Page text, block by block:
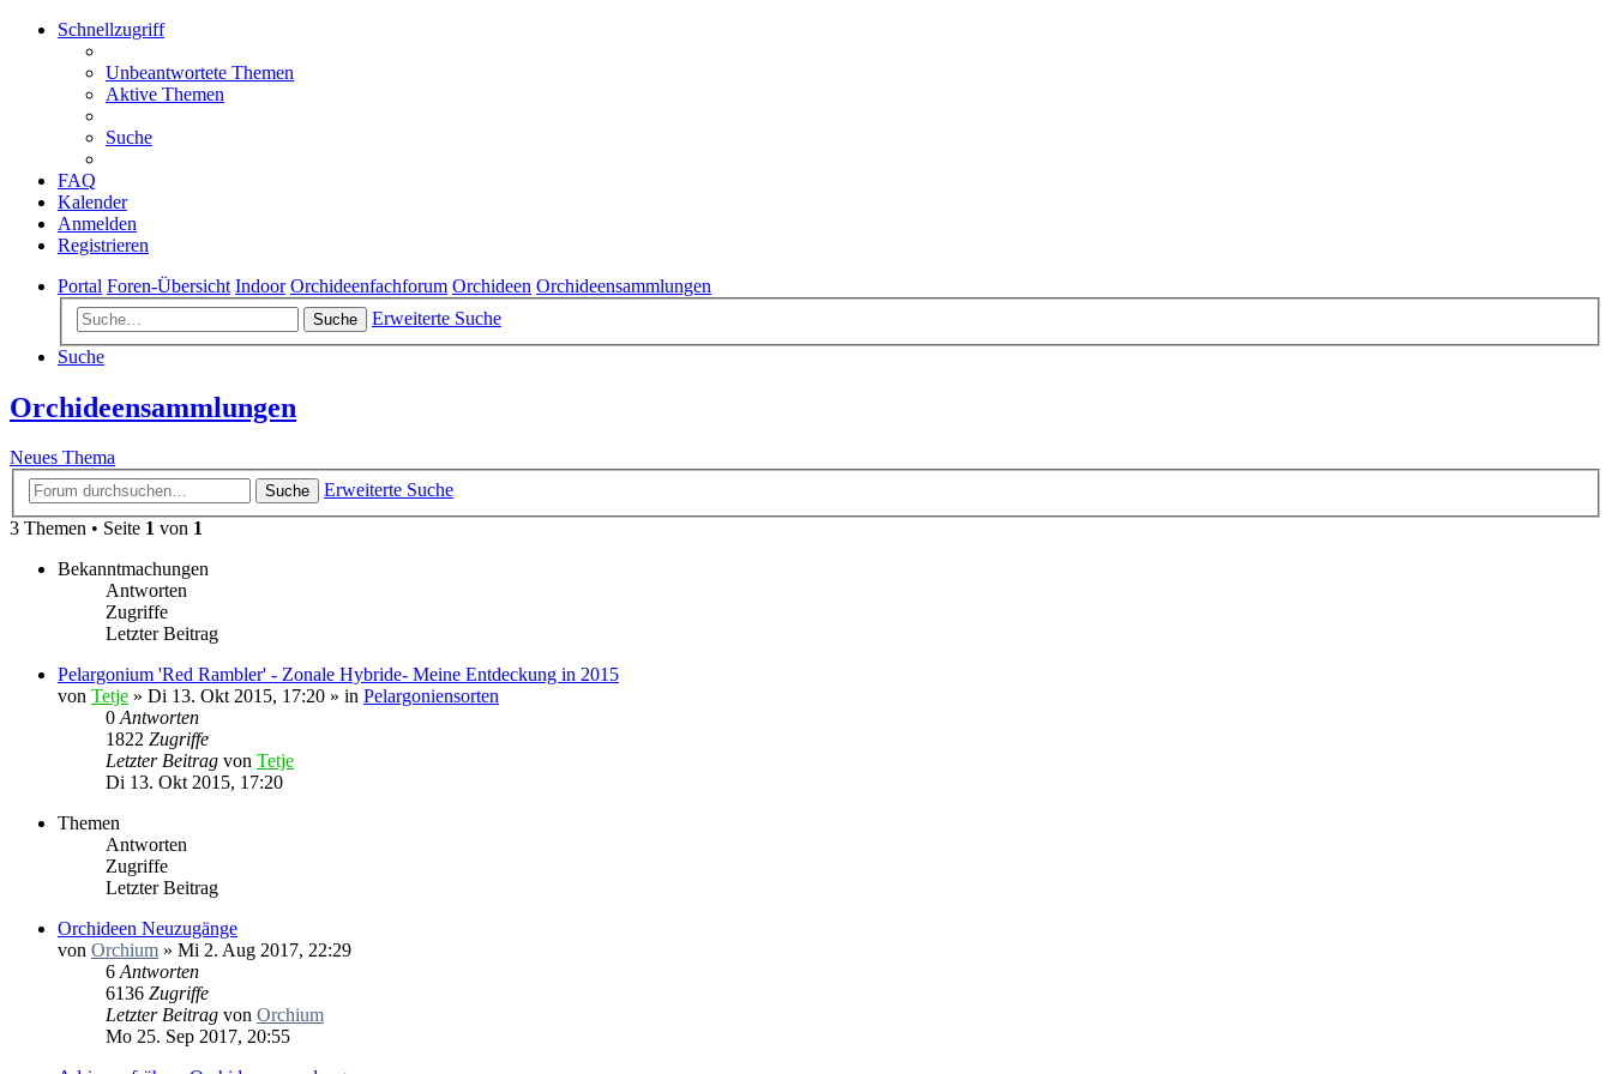
Schnellzugriff
Unbeantwortete Themen
Aktive Themen
Suche
FAQ
Kalender
Anmelden
Registrieren
Portal Foren-Übersicht Indoor Orchideenfachforum Orchideen Orchideensammlungen
Suche
Erweiterte Suche
Suche
Orchideensammlungen
Neues Thema
Suche
Erweiterte Suche
3 Themen • Seite 1 von 1
Bekanntmachungen
Antworten
Zugriffe
Letzter Beitrag
Pelargonium 'Red Rambler' - Zonale Hybride- Meine Entdeckung in 2015
von Tetje » Di 13. Okt 2015, 17:20 » in Pelargoniensorten
0 Antworten
1822 Zugriffe
Letzter Beitrag von Tetje
Di 13. Okt 2015, 17:20
Themen
Antworten
Zugriffe
Letzter Beitrag
Orchideen Neuzugänge
von Orchium » Mi 2. Aug 2017, 22:29
6 Antworten
6136 Zugriffe
Letzter Beitrag von Orchium
Mo 25. Sep 2017, 20:55